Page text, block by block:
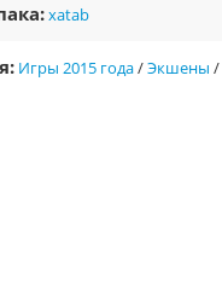
xatab
Игры 2015 года/Экшены /